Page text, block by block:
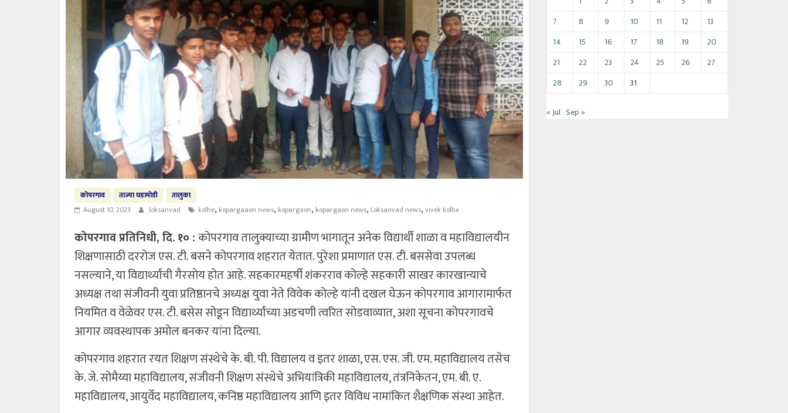
कोपरगाव ताज्या घडामोडी
तालुका
August 10, 2023
loksanvad kolhe, kopargaaon news, kopargaon, kopargaon news, Loksanvad news, vivek kolhe
कोपरगाव प्रतिनिधी, दि. १० :कोपरगाव तालुक्याच्या ग्रामीण भागातून अनेक विद्यार्थी शाळा व महाविद्यालयीन
शिक्षणासाठी दररोज एस. टी. बसने कोपरगाव शहरात येतात. पुरेशा प्रमाणात एस. टी. बससेवा उपलब्ध
नसल्याने, या विद्यार्थ्यांची गैरसोय होत आहे. सहकारमहर्षी शंकरराव कोल्हे सहकारी साखर कारखान्याचे
अध्यक्ष तथा संजीवनी युवा प्रतिष्ठानचे अध्यक्ष युवा नेते विवेक कोल्हे यांनी दखल घेऊन कोपरगाव आगारामार्फत
नियमित व वेळेवर एस. टी. बसेस सोडून विद्यार्थ्यांच्या अडचणी त्वरित सोडवाव्यात, अशा सूचना कोपरगावचे
आगार व्यवस्थापक अमोल बनकर यांना दिल्या.
कोपरगाव शहरात रयत शिक्षण संस्थेचे के. बी. पी. विद्यालय व इतर शाळा, एस. एस. जी. एम. महाविद्यालय तसेच
के. जे. सोमैय्या महाविद्यालय, संजीवनी शिक्षण संस्थेचे अभियांत्रिकी महाविद्यालय, तंत्रनिकेतन, एम. बी. ए.
महाविद्यालय, आयुर्वेद महाविद्यालय, कनिष्ठ महाविद्यालय आणि इतर विविध नामांकित शैक्षणिक संस्था आहेत.
7
8 9 10 11 12
13
14
15 16 17 18 19
20
21
22 23 24 25 26
27
28
29 30 31
« Jul Sep »